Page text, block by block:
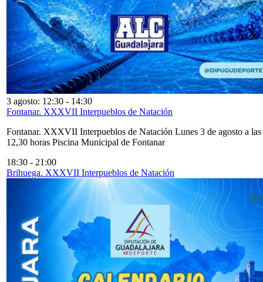
3 agosto: 12:30 - 14:30
Fontanar. XXXVII Interpueblos de Natación
Fontanar. XXXVII Interpueblos de Natación Lunes 3 de agosto a las
12,30 horas Piscina Municipal de Fontanar
18:30 - 21:00
Brihuega. XXXVII Interpueblos de Natación